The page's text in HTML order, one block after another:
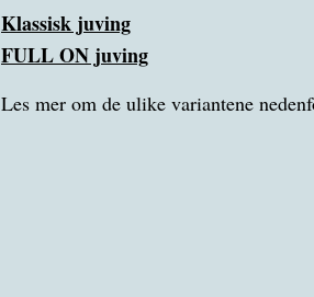
Klassisk juving
FULL ON juving
Les mer om de ulike variantene